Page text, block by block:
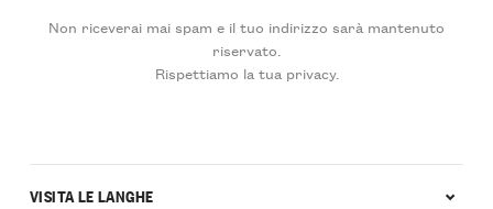
Non riceverai mai spam e il tuo indirizzo sarà mantenuto
riservato.
Rispettiamo la tua privacy.
VISITA LE LANGHE